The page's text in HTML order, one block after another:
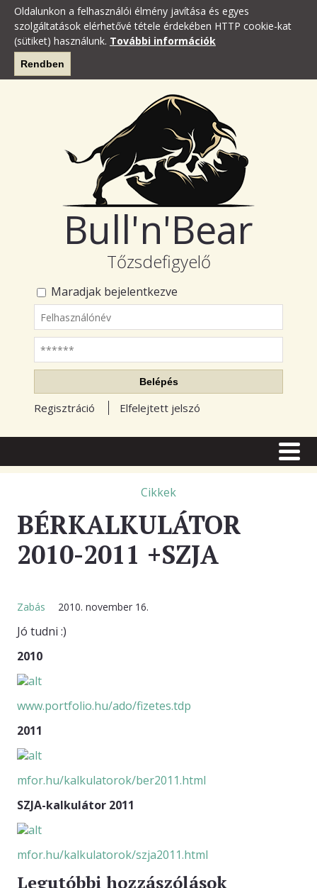
Oldalunkon a felhasználói élmény javítása és egyes
szolgáltatások elérhetővé tétele érdekében HTTP cookie-kat
(sütiket) használunk. További információk
Rendben
Bull'n'Bear
Tőzsdefigyelő
Maradjak bejelentkezve
Felhasználónév
Jelszó
Belépés
Regisztráció Elfelejtett jelszó
TŐZSDE FÓRUM
TUDÁSTÁR
BLOGOK
ELŐFIZETÉS
KAPCSOLAT
Cikkek
BÉRKALKULÁTOR
2010-2011 +SZJA
Zabás 2010. november 16.
Jó tudni :)
2010
www.portfolio.hu/ado/fizetes.tdp
2011
mfor.hu/kalkulatorok/ber2011.html
SZJA-kalkulátor 2011
mfor.hu/kalkulatorok/szja2011.html
Legutóbbi hozzászólások